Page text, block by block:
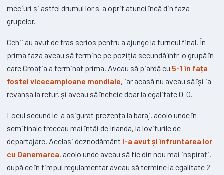
meciuri și astfel drumul lor s-a oprit atunci încă din faza
grupelor.
Cehii au avut de tras serios pentru a ajunge la turneul final. În
prima faza aveau să termine pe poziția secundă într-o grupă în
care Croația a terminat prima. Aveau să piardă cu 5-1 în fața
fostei vicecampioane mondiale, iar acasă nu aveau să își ia
revanșa la retur, și aveau să încheie doar la egalitate 0-0.
Locul secund le-a asigurat prezența la baraj, acolo unde în
semifinale treceau mai întâi de Irlanda, la loviturile de
departajare. Același deznodământ l-a avut și înfruntarea lor
cu Danemarca, acolo unde aveau să fie din nou mai inspirați,
după ce în timpul regulamentar aveau să termine la egalitate 2-